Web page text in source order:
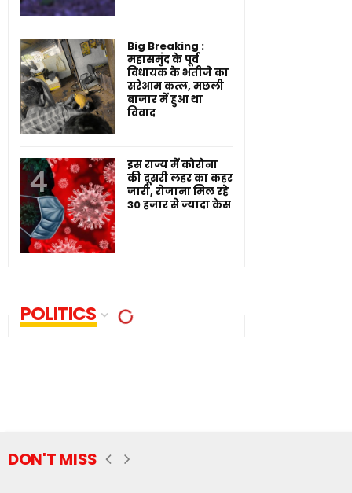
Big Breaking :
महासमुंद के पूर्व
विधायक के भतीजे का
सरेआम कत्ल, मछली
बाजार में हुआ था
विवाद
इस राज्य में कोरोना
की दूसरी लहर का कहर
जारी, रोजाना मिल रहे
30 हजार से ज्यादा केस
POLITICS
DON'T MISS